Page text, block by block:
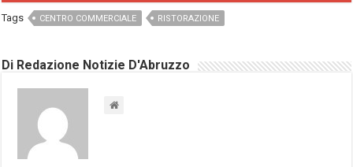
Tags CENTRO COMMERCIALE RISTORAZIONE
Di Redazione Notizie D'Abruzzo